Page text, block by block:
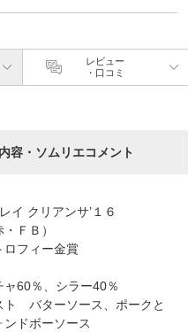
レビュー
・口コミ
容・ソムリエコメント
イ クリアンサ’１６
ＦＢ）
フィー金賞
60％、シラー40％
ト バターソース、ポークと
ドボーソース